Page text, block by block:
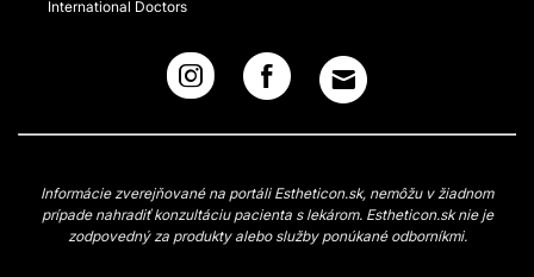
International Doctors
Informácie zverejňované na portáli Estheticon.sk, nemôžu v žiadnom
prípade nahradiť konzultáciu pacienta s lekárom. Estheticon.sk nie je
zodpovedný za produkty alebo služby ponúkané odborníkmi.